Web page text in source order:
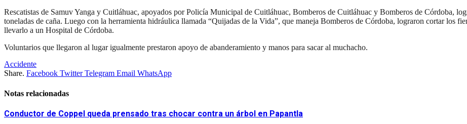
Rescatistas de Samuv Yanga y Cuitláhuac, apoyados por Policía Municipal de Cuitláhuac, Bomberos de Cuitláhuac y Bomberos de Córdoba,
toneladas de caña. Luego con la herramienta hidráulica llamada “Quijadas de la Vida”, que maneja Bomberos de Córdoba, lograron cortar los
llevarlo a un Hospital de Córdoba.
Voluntarios que llegaron al lugar igualmente prestaron apoyo de abanderamiento y manos para sacar al muchacho.
Accidente
Share. Facebook Twitter Telegram Email WhatsApp
Notas relacionadas
Conductor de Coppel queda prensado tras chocar contra un árbol en Papantla